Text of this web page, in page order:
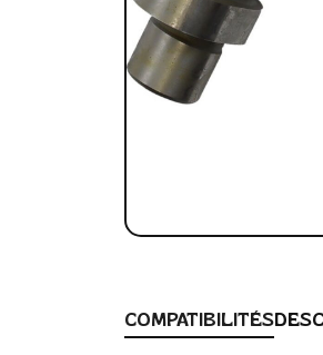
COMPATIBILITÉS